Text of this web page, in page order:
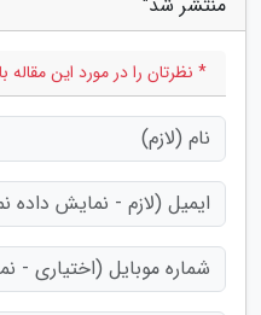
* نظرتان را در مورد این مقاله